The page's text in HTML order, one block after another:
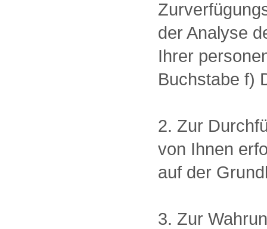
der Analyse
Ihrer
Buchstabe f)
2. Zur
von Ihnen
auf der
3. Zur